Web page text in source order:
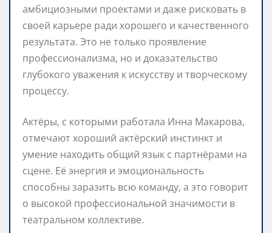
амбициозными проектами и даже рисковать в
своей карьере ради хорошего и качественного
результата. Это не только проявление
профессионализма, но и доказательство
глубокого уважения к искусству и творческому
процессу.
Актёры, с которыми работала Инна Макарова,
отмечают хороший актёрский инстинкт и
умение находить общий язык с партнёрами на
сцене. Её энергия и эмоциональность
способны заразить всю команду, а это говорит
о высокой профессиональной значимости в
театральном коллективе.